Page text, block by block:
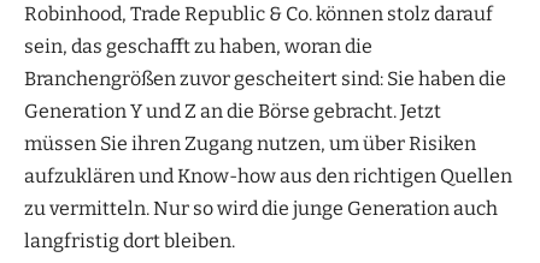
Robinhood, Trade Republic & Co. können stolz darauf
sein, das geschafft zu haben, woran die
Branchengrößen zuvor gescheitert sind: Sie haben die
Generation Y und Z an die Börse gebracht. Jetzt
müssen Sie ihren Zugang nutzen, um über Risiken
aufzuklären und Know-how aus den richtigen Quellen
zu vermitteln. Nur so wird die junge Generation auch
langfristig dort bleiben.